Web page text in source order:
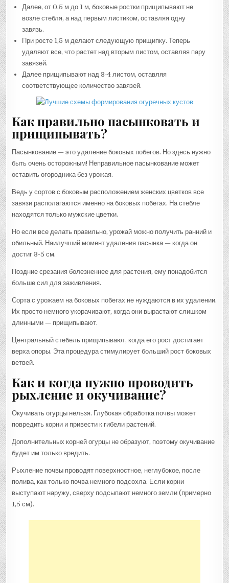
Далее, от 0,5 м до 1 м, боковые ростки прищипывают не
возле стебля, а над первым листиком, оставляя одну
завязь.
При росте 1,5 м делают следующую прищипку. Теперь
удаляют все, что растет над вторым листом, оставляя пару
завязей.
Далее прищипывают над 3-4 листом, оставляя
соответствующее количество завязей.
Как правильно пасынковать и
прищипывать?
Пасынкование — это удаление боковых побегов. Но здесь нужно
быть очень осторожным! Неправильное пасынкование может
оставить огородника без урожая.
Ведь у сортов с боковым расположением женских цветков все
завязи располагаются именно на боковых побегах. На стебле
находятся только мужские цветки.
Но если все делать правильно, урожай можно получить ранний и
обильный. Наилучший момент удаления пасынка — когда он
достиг 3-5 см.
Поздние срезания болезненнее для растения, ему понадобится
больше сил для заживления.
Сорта с урожаем на боковых побегах не нуждаются в их удалении.
Их просто немного укорачивают, когда они вырастают слишком
длинными — прищипывают.
Центральный стебель прищипывают, когда его рост достигает
верха опоры. Эта процедура стимулирует больший рост боковых
ветвей.
Как и когда нужно проводить
рыхление и окучивание?
Окучивать огурцы нельзя. Глубокая обработка почвы может
повредить корни и привести к гибели растений.
Дополнительных корней огурцы не образуют, поэтому окучивание
будет им только вредить.
Рыхление почвы проводят поверхностное, неглубокое, после
полива, как только почва немного подсохла. Если корни
выступают наружу, сверху подсыпают немного земли (примерно
1,5 см).